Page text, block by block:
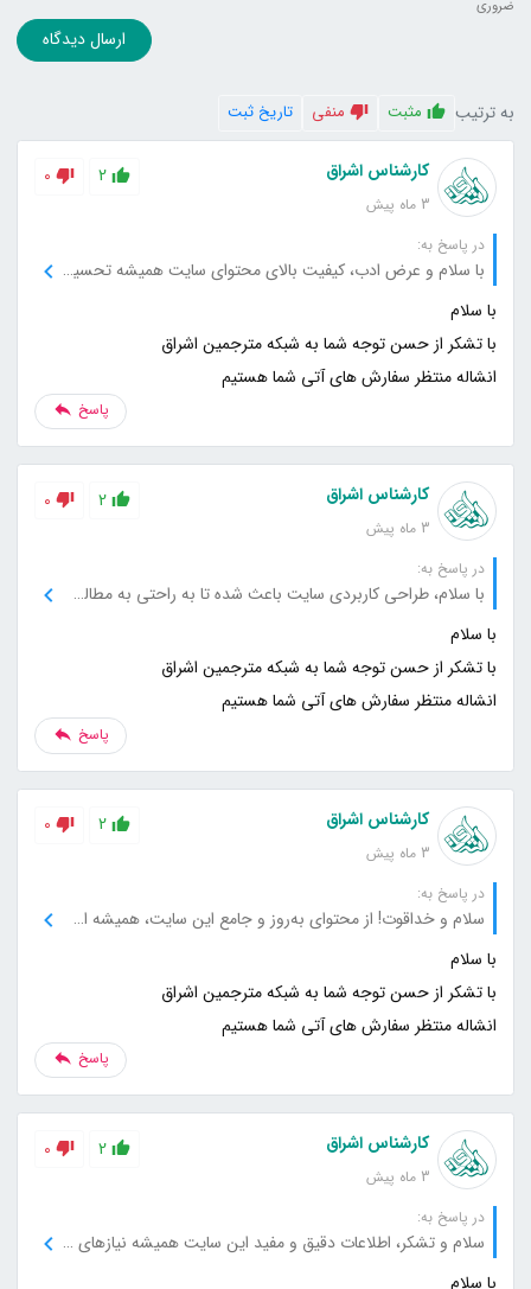
ضروری
ارسال دیدگاه
به ترتیب مثبت منفی تاریخ ثبت
کارشناس اشراق
3 ماه پیش
2
0
در پاسخ به:
با سلام و عرض ادب، کیفیت بالای محتوای سایت همیشه تحسین‌برانگیز بوده و برای آن قدردانی می‌کنم.
انشاله منتظر سفارش های آتی شما هستیم
پاسخ
کارشناس اشراق
3 ماه پیش
2
0
در پاسخ به:
با سلام، طراحی کاربردی سایت باعث شده تا به راحتی به مطالب دسترسی پیدا کنم، بسیار ممنونم.
انشاله منتظر سفارش های آتی شما هستیم
پاسخ
کارشناس اشراق
3 ماه پیش
2
0
در پاسخ به:
سلام و خداقوت! از محتوای به‌روز و جامع این سایت، همیشه استفاده می‌کنم و بابت آن سپاسگزارم.
انشاله منتظر سفارش های آتی شما هستیم
پاسخ
کارشناس اشراق
3 ماه پیش
2
0
در پاسخ به:
سلام و تشکر، اطلاعات دقیق و مفید این سایت همیشه نیازهای من را به بهترین شکل برطرف می‌کند، از این بابت متشکرم.